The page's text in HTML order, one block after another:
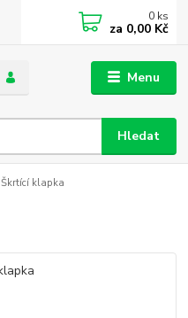
Menu
Hledat
0 ks
za 0,00 Kč
Škrtící klapka